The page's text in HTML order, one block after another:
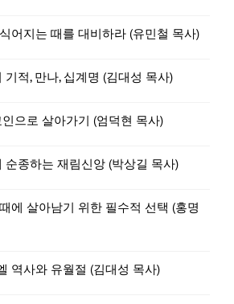
어지는 때를 대비하라 (유민철 목사)
적, 만나, 십계명 (김대성 목사)
으로 살아가기 (엄덕현 목사)
순종하는 재림신앙 (박상길 목사)
에 살아남기 위한 필수적 선택 (홍명
역사와 유월절 (김대성 목사)